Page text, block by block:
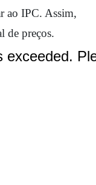
ao IPC. Assim,
de preços.